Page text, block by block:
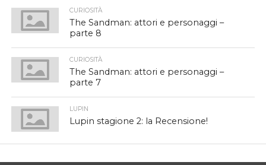
CURIOSITÀ
The Sandman: attori e personaggi –
parte 8
CURIOSITÀ
The Sandman: attori e personaggi –
parte 7
LUPIN
Lupin stagione 2: la Recensione!